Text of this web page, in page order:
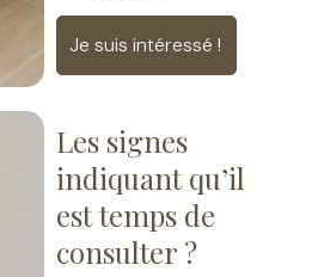
Je suis intéressé !
Les signes
indiquantqu’il
est temps de
consulter ?